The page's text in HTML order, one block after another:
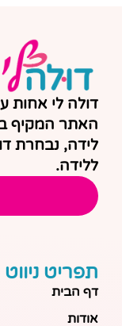
דולה לי אחות
האתר המקיף
לידה, נבחרת
ללידה.
תפריט ניווט
דף הבית
אודות